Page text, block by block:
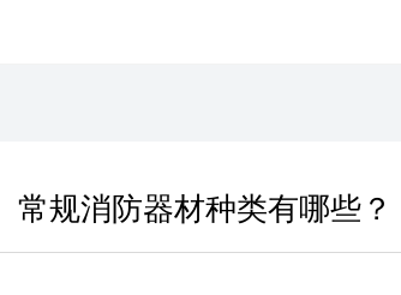
常规消防器材种类有哪些？